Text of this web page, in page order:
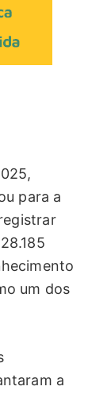
para a
um dos
a